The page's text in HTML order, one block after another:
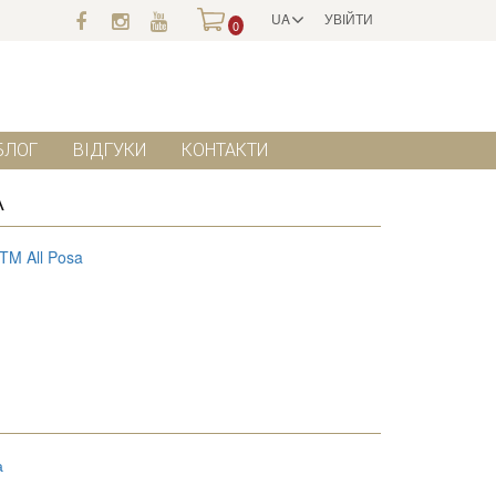
УВІЙТИ
UA
0
ВІДГУКИ КОНТАКТИ